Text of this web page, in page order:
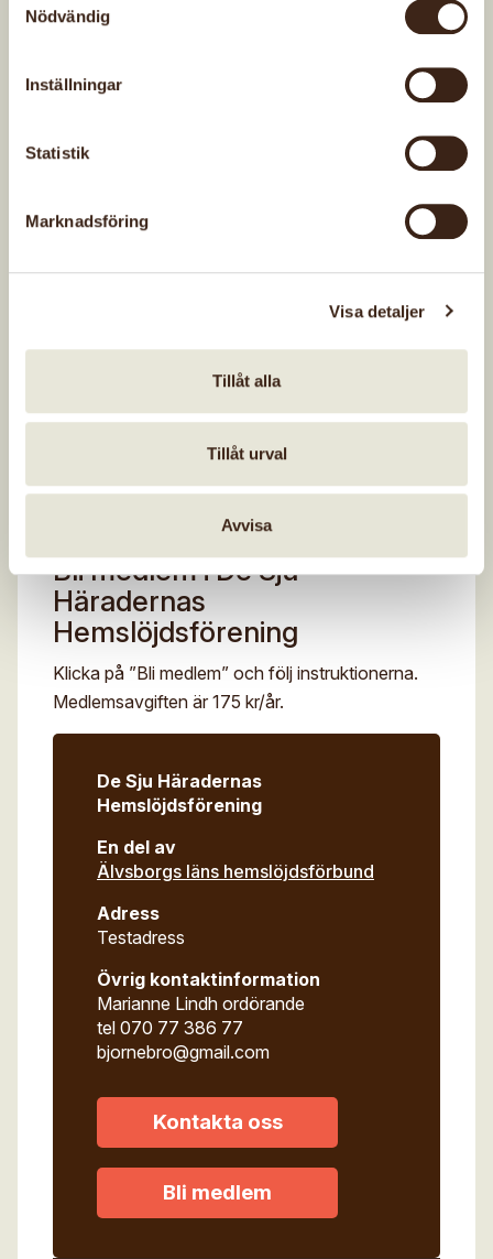
Nödvändig
Inställningar
Statistik
Marknadsföring
Visa detaljer
Tillåt alla
Tillåt urval
Avvisa
Vi håller till på Lönnen Kasernvägen 6 i Borås.
Vi tar med symaskinerna och träffas och syr
tillsammans en lördag i månaden. Vi träffas kl 10
och syr så länge vi orkar. Vi har en programgrupp
som visar och ger instruktioner om dagens
också välja att sy på egna arbeten.
Kontaktperson: ordförande Kajsa Johansson tel.
070 626 14 30
Bli medlem i De Sju
Häradernas
Hemslöjdsförening
Klicka på ”Bli medlem” och följ instruktionerna.
Medlemsavgiften är 175 kr/år.
De Sju Häradernas
Hemslöjdsförening
En del av
Älvsborgs läns hemslöjdsförbund
Adress
Testadress
Övrig kontaktinformation
Marianne Lindh ordörande
tel 070 77 386 77
bjornebro@gmail.com
Kontakta oss
Bli medlem